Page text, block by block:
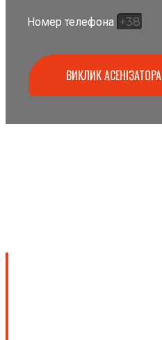
Номер телефона
ВИКЛИК АСЕНІЗАТОРА